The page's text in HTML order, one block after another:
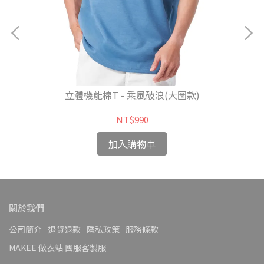
立體機能棉T - 乘風破浪(大圖款)
NT$990
加入購物車
關於我們
公司簡介 退貨退款 隱私政策 服務條款
MAKEE 做衣站 團服客製服